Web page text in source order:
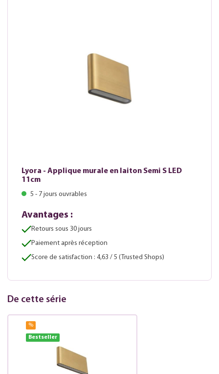
Lyora - Applique murale en laiton Semi S LED
11cm
5 - 7 jours ouvrables
Avantages :
Retours sous 30 jours
Paiement après réception
Score de satisfaction : 4,63 / 5 (Trusted Shops)
De cette série
%
Bestseller